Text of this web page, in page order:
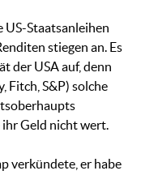
US-Staatsanleihen
stiegen an. Es
der USA auf, denn
Fitch, S&P) solche
Geld nicht wert.
verkündete, er habe